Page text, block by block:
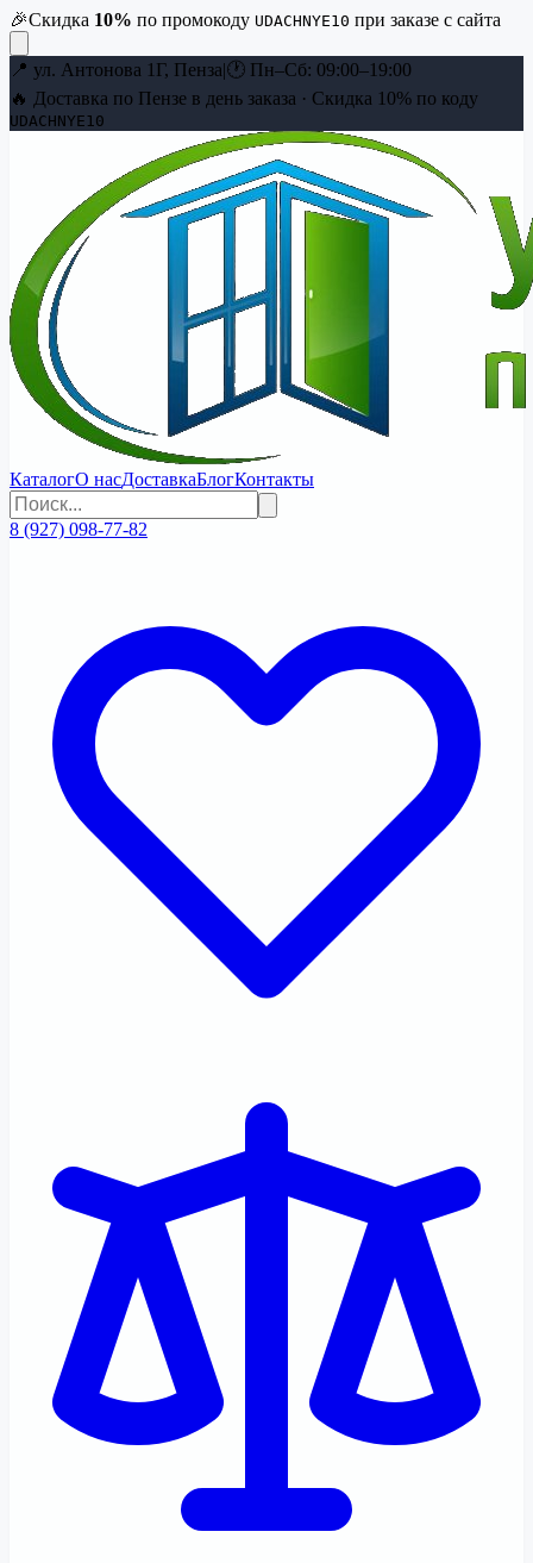
🎉Скидка 10% по промокоду UDACHNYE10 при заказе с сайта
📍 ул. Антонова 1Г, Пенза|🕐 Пн–Сб: 09:00–19:00
🔥 Доставка по Пензе в день заказа · Скидка 10% по коду
UDACHNYE10
КаталогО насДоставкаБлогКонтакты
8 (927) 098-77-82